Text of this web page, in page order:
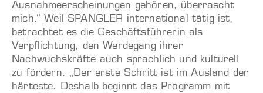
Ausnahmeerscheinungen gehören, überrascht
mich.“ Weil SPANGLER international tätig ist,
betrachtet es die Geschäftsführerin als
Verpflichtung, den Werdegang ihrer
Nachwuchskräfte auch sprachlich und kulturell
zu fördern. „Der erste Schritt ist im Ausland der
härteste. Deshalb beginnt das Programm mit